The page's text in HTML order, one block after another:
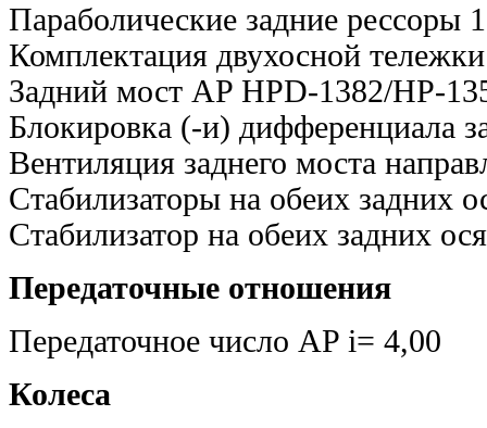
Параболические задние рессоры
Комплектация двухосной тележки
Задний мост AP HPD-1382/HP-
Блокировка (-и) дифференциала
Вентиляция заднего моста
Стабилизаторы на обеих задних
Стабилизатор на обеих задних
Передаточные отношения
Передаточное число AP i= 4,00
Колеса